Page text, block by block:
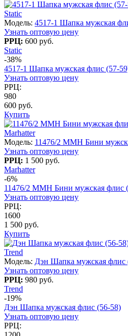
Static
Модель: 4517-1 Шапка мужская
Узнать оптовую цену
РРЦ: 600 руб.
Static
-38%
4517-1 Шапка мужская флис (57-
Узнать оптовую цену
РРЦ:
980
600 руб.
Купить
Marhatter
Модель: 11476/2 MMH Бини
Узнать оптовую цену
РРЦ: 1 500 руб.
Marhatter
-6%
11476/2 MMH Бини мужская флис
Узнать оптовую цену
РРЦ:
1600
1 500 руб.
Купить
Trend
Модель: Дэн Шапка мужская флис
Узнать оптовую цену
РРЦ: 980 руб.
Trend
-19%
Дэн Шапка мужская флис (56-58)
Узнать оптовую цену
РРЦ: